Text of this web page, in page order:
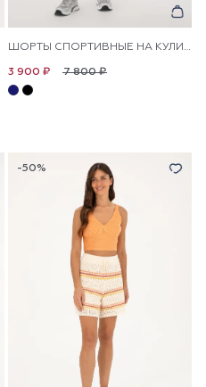
ШОРТЫ СПОРТИВНЫЕ НА КУЛИСКЕ
7 800 ₽
3 900 ₽
-50%